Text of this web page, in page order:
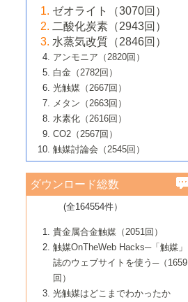
大学：オンライン・対面開催）
6号 メタン転換技術の最新動向
B号 第125回触媒討論会（2020年・工学
院大学）
5号 固体触媒による含窒素有機化合物変
換の最前線
6号 貴金属使用量低減に向けた自動車排
ガス浄化触媒の開発
B号 第123回触媒討論会（2019年・大阪
B号 第121回触媒討論会（2018年・東京
大学）
5号 水素のふるまいを解き明かす最先端
研究
6号 低級アルカンの有効利用のための触
媒技術
B号 第119回触媒討論会（2017年・首都
大学東京）
媒技術
3号 触媒研究の最先端～とびたて若き研究
者たち～（1）
4号 触媒研究の最先端～とびたて若き研究
者たち～（2）
5号 触媒研究の最先端～とびたて若き研究
者たち～（3）
6号 イオニクス材料と燃料電池・電解合成
の最新の研究動向
B号 第117回触媒討論会（2016年・大阪府
立大学）
2号 石油精製用触媒の最近の進展
3号 固体酸化物形燃料電池（SOFC）におけ
るアノード触媒上での燃料直接改質技術
4号 コアシェル構造の制御による触媒機能
5号 工業触媒およびその周辺技術の最近の
進歩
6号 ナノシート
B号 第115回触媒討論会（2015年・成蹊大
2号 光触媒反応機構に関する最新の研究動
向
開発動向
4号 人工光合成に向けた近年のアプローチ
5号 未利用熱エネルギーの有効活用に貢献
する触媒技術
6号 ポリオキソメタレート
B号 第113回触媒討論会（2014年・ロワジ
ールホテル豊橋）
1号 高耐久性燃料電池システム用触媒にお
ける新展開
2号 リビングラジカル重合の最近の動向
3号 天然ガスの化学工業的展開に関する触
媒技術
4号 貴金属触媒の精密構造制御とその活用
5号 バイオマス化成品製造のための固体触
6号 ナノ空間─吸着状態解析から新機能開拓
B号 第111回触媒討論会（2013年・関西大
▼54巻（2012年）
1号 規則性多孔体の利用技術における最近
の進歩
2号 第109回触媒討論会
3号 貴金属低減技術の最新動向
4号 貴金属代替技術の最新動向
5号 光触媒による物質変換反応の新展開
6号 グラフェン
7号 水素を利用する化成品合成の新潮流
▼53巻（2011年）
1号 金属学から見る合金触媒の新展開
2号 第107回触媒討論会
3号 触媒のその場観察法の進歩（１）
4号 触媒のその場観察法の進歩（２）
5号 不活性結合の触媒的活性化による有機
合成
6号 新しい固体酸触媒技術
7号 ゼオライト合成における最近の進歩
▼52巻（2010年）
1号 触媒の劣化対策と長寿命触媒開発
2号 第105回触媒討論会
3号 ナノ構造が拓く新機能
4号 活性サイトおよびその環境の精密な設
計による触媒の高機能化
5号 触媒を有効に使うための技術
7号 有機分子触媒による精密有機合成
8号 高機能化ポリオレフィンに向けた重合
触媒の最近の進展
1号 炭素材料－熱い注目を集める材料－
2号 第103回触媒討論会
3号 環境浄化用光触媒の現状と課題
4号 水素社会の実現に向けた水素製造・貯
蔵技術の進歩
5号 CO2が関わる触媒・材料
7号 持続可能社会実現のための触媒および
触媒関連技術
▼50巻（2008年）
1号 触媒化学と学会のこの10年，半世紀，
そして未来
2号 第101回触媒討論会
4号 錯体を利用したユニークな表面構造の
構築と機能
5号 若手会員による触媒研究の未来展望1：
企業編
6号 第102回触媒討論会
7号 触媒・化学反応における計算化学の進
▼49巻（2007年）
1号 含フッ素化合物の合成と触媒
2号 第99回触媒討論会
3号 実用的ファインケミカル合成プロセス
を実現する触媒
5号 こんな物質，あんな物質―新たな触媒
の可能性―
7号 『結晶の化学』を活かした触媒研究
▼48巻（2006年）
1号 固体酸触媒の最近の進歩
2号 第97回触媒討論会
3号 リビング重合触媒の最近の展開
5号 水素製造・貯蔵のための触媒技術の新
しい展開
6号 第98回触媒討論会
7号 基礎化学品製造の触媒技術
1号 最近の触媒担体とその効果
2号 第95回触媒討論会
4号 水分解用光触媒材料
5号 時間分解分光の進歩と応用
6号 第96回触媒討論会
▼46巻（2004年）
1号 部分酸化反応触媒の最前線
2号 第93回触媒討論会
3号 特殊エネルギー場の触媒反応
4号 生体内における金属の触媒作用
5号 ファインケミカルズの展開に寄与する
▼45巻（2003年）
1号 なぜこの触媒が良いのか？
2号 第91回触媒討論会
3号 最近の自動車排ガス処理技術
4号 触媒研究の現状と将来─第90回触媒討論
▼44巻（2002年）
1号 高次制御された触媒の化学
2号 第89回触媒討論会
3号 触媒を利用した電気化学の新展開
▼43巻（2001年）
1号 グリーンケミストリーと触媒
2号 第87回触媒討論会特集号
▼42巻（2000年）
1号 触媒反応工学の明日を拓く
▼41巻（1999年）
ゼオライト（3070回）
二酸化炭素（2943回）
水蒸気改質（2846回）
アンモニア（2820回）
白金（2782回）
光触媒（2667回）
メタン（2663回）
水素化（2616回）
CO2（2567回）
触媒討論会（2545回）
ダウンロード総数
(全164554件）
貴金属合金触媒（2051回）
触媒OnTheWeb Hacks─「触媒」
誌のウェブサイトを使う─（1659
回）
光触媒はどこまでわかったか